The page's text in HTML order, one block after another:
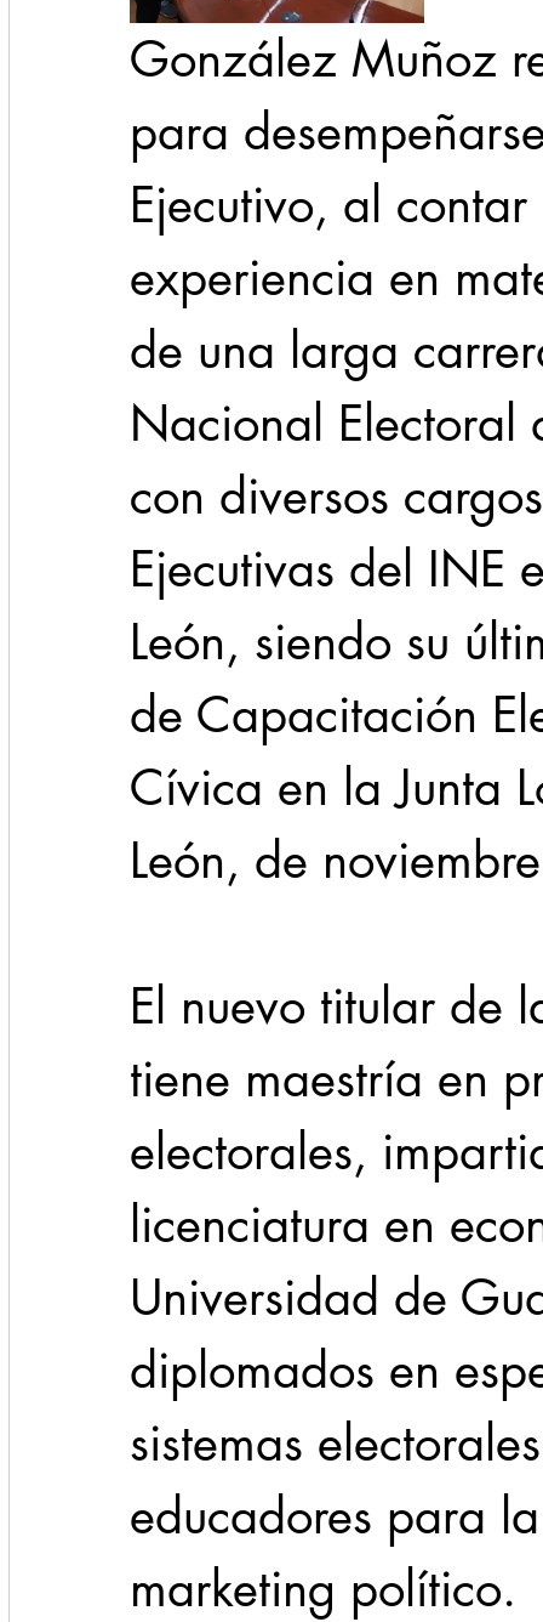
González Muñoz
para
Ejecutivo, al
experiencia en
de una larga
Nacional
con diversos
Ejecutivas del INE
León, siendo su
de Capacitación
Cívica en la Junta
León, de
El nuevo titular de
tiene maestría en
electorales,
licenciatura en
Universidad de
diplomados en
sistemas
educadores para
marketing político.